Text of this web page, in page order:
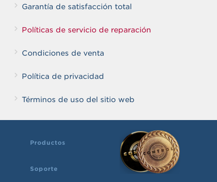
Garantía de satisfacción total
Políticas de servicio de reparación
Condiciones de venta
Política de privacidad
Términos de uso del sitio web
Productos
Soporte